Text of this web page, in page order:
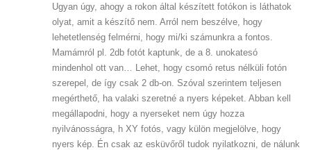
Ugyan úgy, ahogy a rokon által készített fotókon is láthatok
olyat, amit a készítő nem. Arról nem beszélve, hogy
lehetetlenség felmérni, hogy mi/ki számunkra a fontos.
Mamámról pl. 2db fotót kaptunk, de a 8. unokatesó
mindenhol ott van… Lehet, hogy csomó retus nélküli fotón
szerepel, de így csak 2 db-on. Szóval szerintem teljesen
megérthető, ha valaki szeretné a nyers képeket. Abban kell
megállapodni, hogy a nyerseket nem úgy hozza
nyilvánosságra, h XY fotós, vagy külön megjelölve, hogy
nyers kép. Én csak az esküvőről tudok nyilatkozni, de nálunk